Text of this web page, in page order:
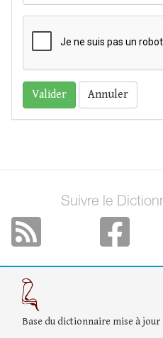
Annuler
Suivre le
Base du dictionnaire mise à jour